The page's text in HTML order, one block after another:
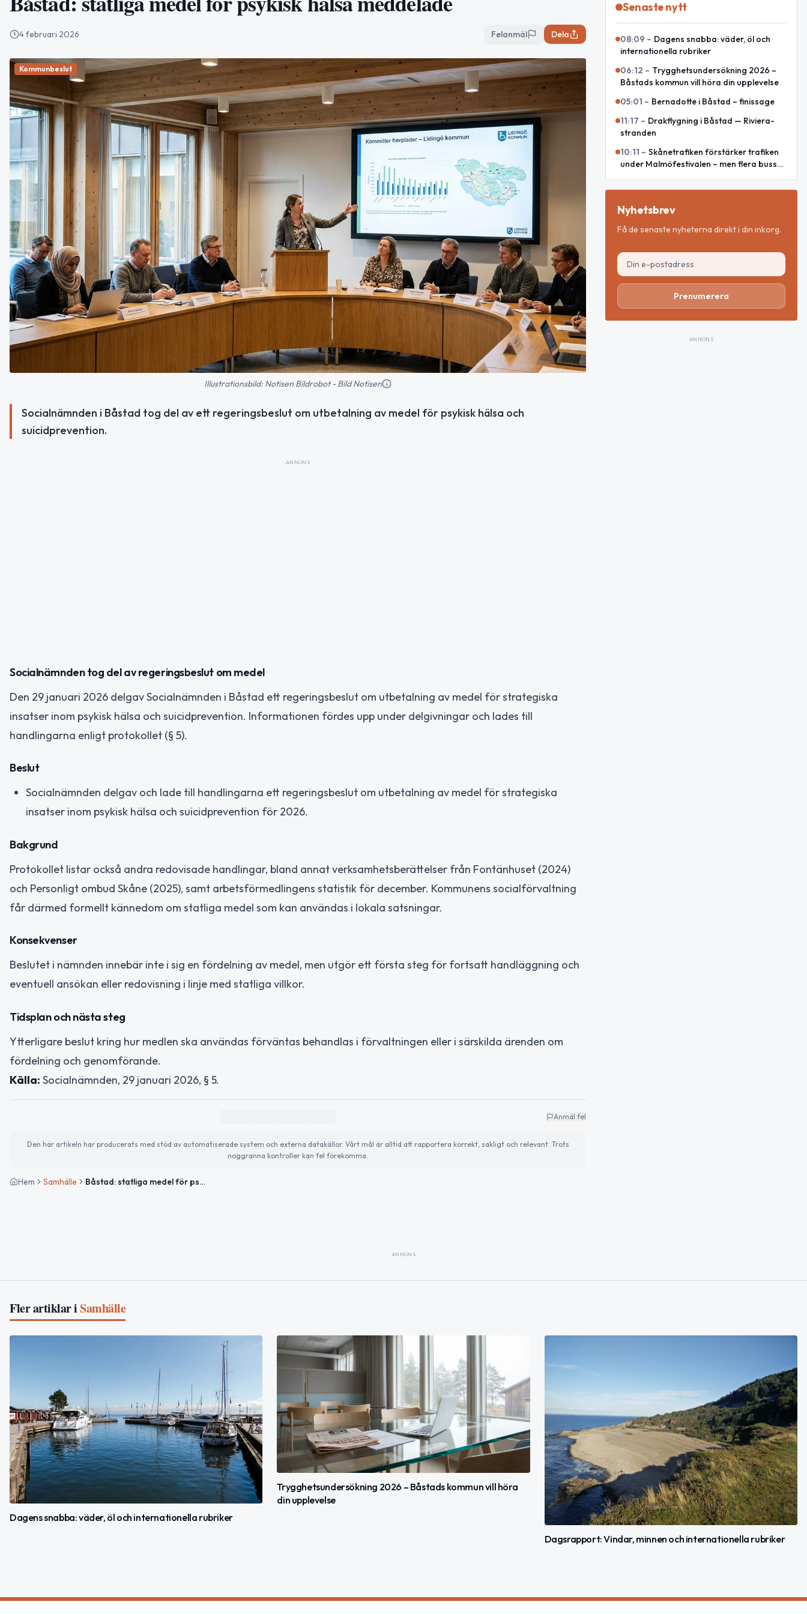
4 februari 2026 Felanmäl Dela
Kommunbeslut
Illustrationsbild: Notisen Bildrobot - Bild Notisen
Socialnämnden i Båstad tog del av ett regeringsbeslut om utbetalning av medel för psykisk hälsa och
suicidprevention.
ANNONS
Socialnämnden tog del av regeringsbeslut om medel
Den 29 januari 2026 delgav Socialnämnden i Båstad ett regeringsbeslut om utbetalning av medel för strategiska
insatser inom psykisk hälsa och suicidprevention. Informationen fördes upp under delgivningar och lades till
handlingarna enligt protokollet (§ 5).
Beslut
Socialnämnden delgav och lade till handlingarna ett regeringsbeslut om utbetalning av medel för strategiska
insatser inom psykisk hälsa och suicidprevention för 2026.
Bakgrund
Protokollet listar också andra redovisade handlingar, bland annat verksamhetsberättelser från Fontänhuset (2024)
och Personligt ombud Skåne (2025), samt arbetsförmedlingens statistik för december. Kommunens socialförvaltning
får därmed formellt kännedom om statliga medel som kan användas i lokala satsningar.
Konsekvenser
Beslutet i nämnden innebär inte i sig en fördelning av medel, men utgör ett första steg för fortsatt handläggning och
eventuell ansökan eller redovisning i linje med statliga villkor.
Tidsplan och nästa steg
Ytterligare beslut kring hur medlen ska användas förväntas behandlas i förvaltningen eller i särskilda ärenden om
fördelning och genomförande.
Källa: Socialnämnden, 29 januari 2026, § 5.
Anmäl fel
Den här artikeln har producerats med stöd av automatiserade system och externa datakällor. Vårt mål är alltid att rapportera korrekt, sakligt och relevant. Trots
noggranna kontroller kan fel förekomma.
Hem Samhälle Båstad: statliga medel för psykisk hälsa meddelade
Senaste nytt
08:09 – Dagens snabba: väder, öl och
internationella rubriker
06:12 – Trygghetsundersökning 2026 –
Båstads kommun vill höra din upplevelse
05:01 – Bernadotte i Båstad – finissage
11:17 – Drakflygning i Båstad — Riviera-
stranden
10:11 – Skånetrafiken förstärker trafiken
under Malmöfestivalen – men flera bussar
Nyhetsbrev
Få de senaste nyheterna direkt i din inkorg.
Prenumerera
ANNONS
ANNONS
Fler artiklar iSamhälle
Dagens snabba: väder, öl och internationella rubriker
Trygghetsundersökning 2026 – Båstads kommun vill höra
din upplevelse
Dagsrapport: Vindar, minnen och internationella rubriker